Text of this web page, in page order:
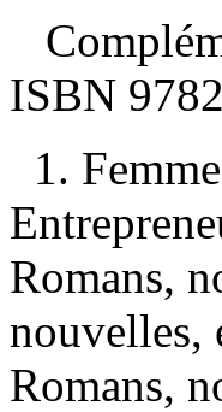
ISBN
1.
Romans,
nouvelles,
Romans,